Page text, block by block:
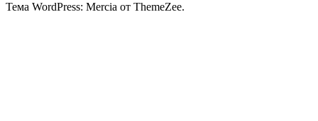
Тема WordPress: Mercia от ThemeZee.